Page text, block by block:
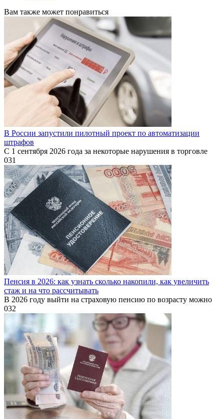
Вам также может понравиться
В России запустили пилотный проект по автоматизации
штрафов
С 1 сентября 2026 года за некоторые нарушения в торговле
031
Пенсия в 2026: как узнать сколько накопили, как увеличить
стаж и на что рассчитывать
В 2026 году выйти на страховую пенсию по возрасту можно
032